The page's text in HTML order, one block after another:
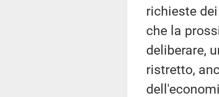
richieste
che la
deliberare,
ristretto,